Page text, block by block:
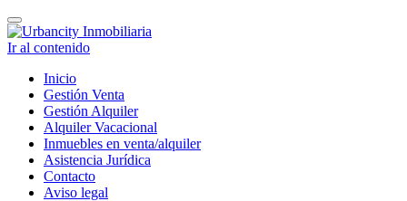
Cambiar
navegación
Ir al contenido
Inicio
Gestión Venta
Gestión Alquiler
Alquiler Vacacional
Inmuebles en venta/alquiler
Asistencia Jurídica
Contacto
Aviso legal